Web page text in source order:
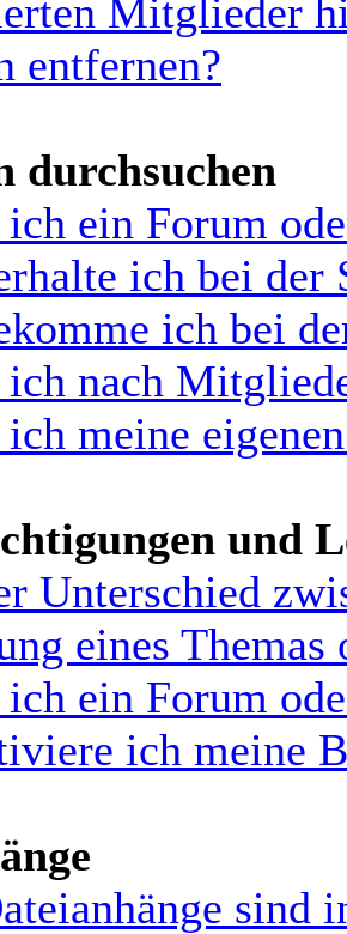
Mitglieder
entfernen?
durchsuchen
ein Forum
ich bei der
ich bei
nach
meine
und
Unterschied
eines Themas
ein Forum
ich meine
sind